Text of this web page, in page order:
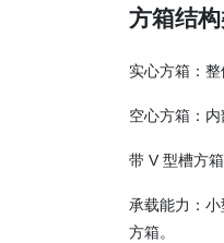
方箱结构
实心方箱：
空心方箱：
带 V 型槽方
承载能力：
方箱。